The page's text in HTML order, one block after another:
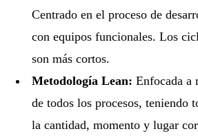
Centrado en el proceso de
con equipos funcionales. Los
son más cortos.
Metodología Lean: Enfocada a
de todos los procesos, teniendo
la cantidad, momento y lugar